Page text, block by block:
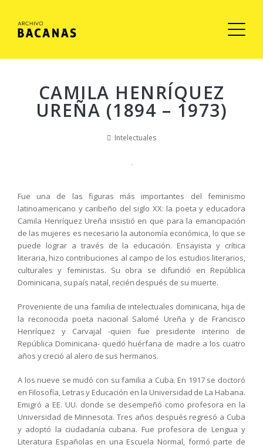
CAMILA HENRÍQUEZ
UREÑA (1894 – 1973)
Intelectuales
Fue una de las figuras más importantes del feminismo
latinoamericano y caribeño del siglo XX: la poeta y educadora
Camila Henríquez Ureña insistió en que para la emancipación
de las mujeres es necesario la autonomía económica, lo que se
puede lograr a través de la educación. Ensayista y crítica
literaria, hizo contribuciones al campo de los estudios literarios,
culturales y feministas. Su obra se difundió en República
Dominicana, su país natal, recién después de su muerte.
Proveniente de una familia de intelectuales dominicana, hija de
la reconocida poeta nacional Salomé Ureña y de Francisco
Henríquez y Carvajal -quien fue presidente interino de
República Dominicana- quedó huérfana de madre a los cuatro
años y creció al alero de sus hermanos.
A los nueve se mudó con su familia a Cuba. En 1917 se doctoró
en Filosofía, Letras y Educación en la Universidad de La Habana.
Emigró a EE. UU. donde se desempeñó como profesora en la
Universidad de Minnesota. Tres años después regresó a Cuba
y adoptó la ciudadanía cubana. Fue profesora de Lengua y
Literatura Españolas en una Escuela Normal, formó parte de